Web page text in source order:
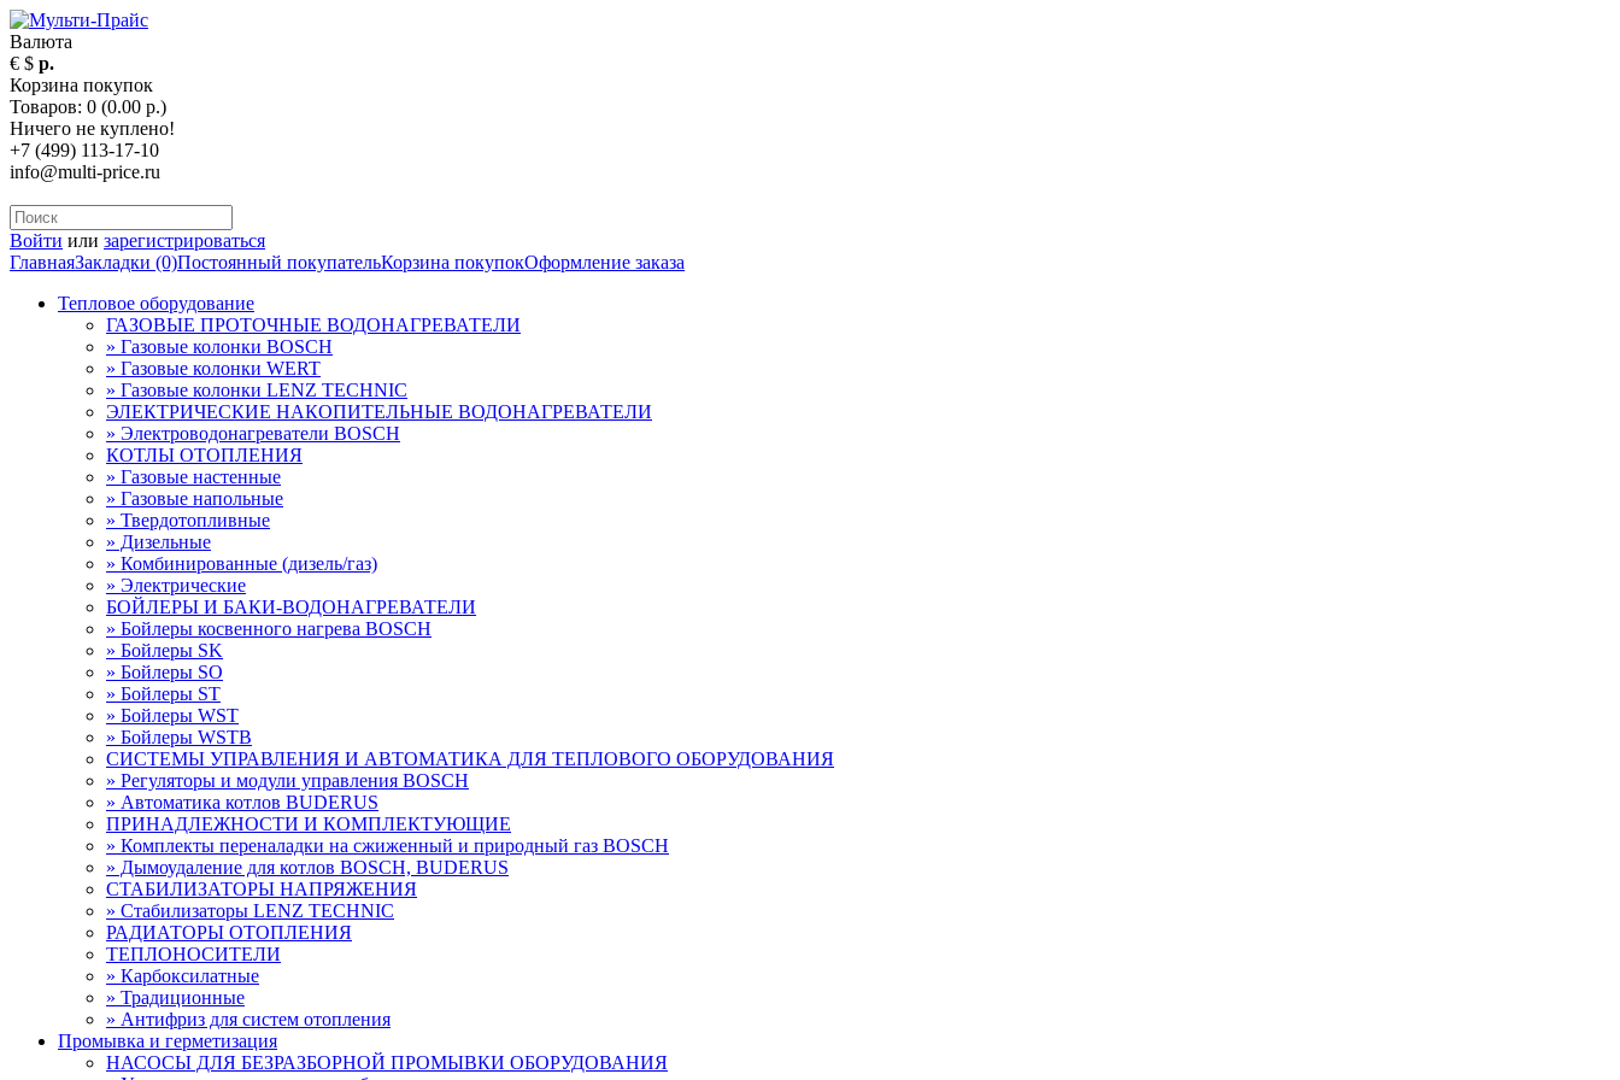
Валюта
€ $ р.
Корзина покупок
Товаров: 0 (0.00 р.)
Ничего не куплено!
+7 (499) 113-17-10
info@multi-price.ru
Войти или зарегистрироваться
ГлавнаяЗакладки (0)Постоянный покупательКорзина покупокОформление заказа
Тепловое оборудование
ГАЗОВЫЕ ПРОТОЧНЫЕ ВОДОНАГРЕВАТЕЛИ
» Газовые колонки BOSCH
» Газовые колонки WERT
» Газовые колонки LENZ TECHNIC
ЭЛЕКТРИЧЕСКИЕ НАКОПИТЕЛЬНЫЕ ВОДОНАГРЕВАТЕЛИ
» Электроводонагреватели BOSCH
КОТЛЫ ОТОПЛЕНИЯ
» Газовые настенные
» Газовые напольные
» Твердотопливные
» Дизельные
» Комбинированные (дизель/газ)
» Электрические
БОЙЛЕРЫ И БАКИ-ВОДОНАГРЕВАТЕЛИ
» Бойлеры косвенного нагрева BOSCH
» Бойлеры SK
» Бойлеры SО
» Бойлеры ST
» Бойлеры WST
» Бойлеры WSTB
СИСТЕМЫ УПРАВЛЕНИЯ И АВТОМАТИКА ДЛЯ ТЕПЛОВОГО ОБОРУДОВАНИЯ
» Регуляторы и модули управления BOSCH
» Автоматика котлов BUDERUS
ПРИНАДЛЕЖНОСТИ И КОМПЛЕКТУЮЩИЕ
» Комплекты переналадки на сжиженный и природный газ BOSCH
» Дымоудаление для котлов BOSCH, BUDERUS
СТАБИЛИЗАТОРЫ НАПРЯЖЕНИЯ
» Стабилизаторы LENZ TECHNIC
РАДИАТОРЫ ОТОПЛЕНИЯ
ТЕПЛОНОСИТЕЛИ
» Карбоксилатные
» Традиционные
» Антифриз для систем отопления
Промывка и герметизация
НАСОСЫ ДЛЯ БЕЗРАЗБОРНОЙ ПРОМЫВКИ ОБОРУДОВАНИЯ